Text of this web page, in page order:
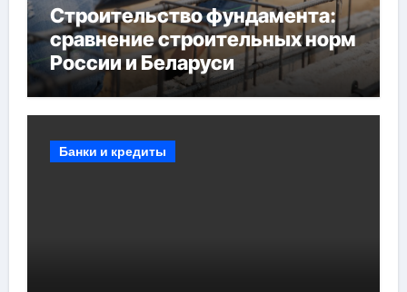
Строительство фундамента:
сравнение строительных норм
России и Беларуси
Банки и кредиты